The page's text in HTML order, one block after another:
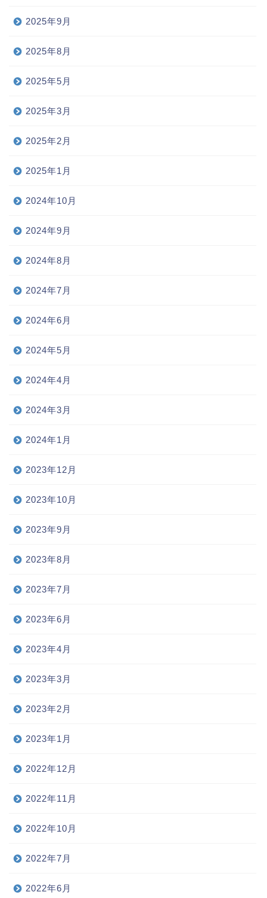
2025年9月
2025年8月
2025年5月
2025年3月
2025年2月
2025年1月
2024年10月
2024年9月
2024年8月
2024年7月
2024年6月
2024年5月
2024年4月
2024年3月
2024年1月
2023年12月
2023年10月
2023年9月
2023年8月
2023年7月
2023年6月
2023年4月
2023年3月
2023年2月
2023年1月
2022年12月
2022年11月
2022年10月
2022年7月
2022年6月